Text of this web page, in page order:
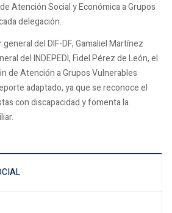
Atención Social y Económica a Grupos
delegación.
del DIF-DF, Gamaliel Martínez
del INDEPEDI, Fidel Pérez de León, el
de Atención a Grupos Vulnerables
adaptado, ya que se reconoce el
con discapacidad y fomenta la